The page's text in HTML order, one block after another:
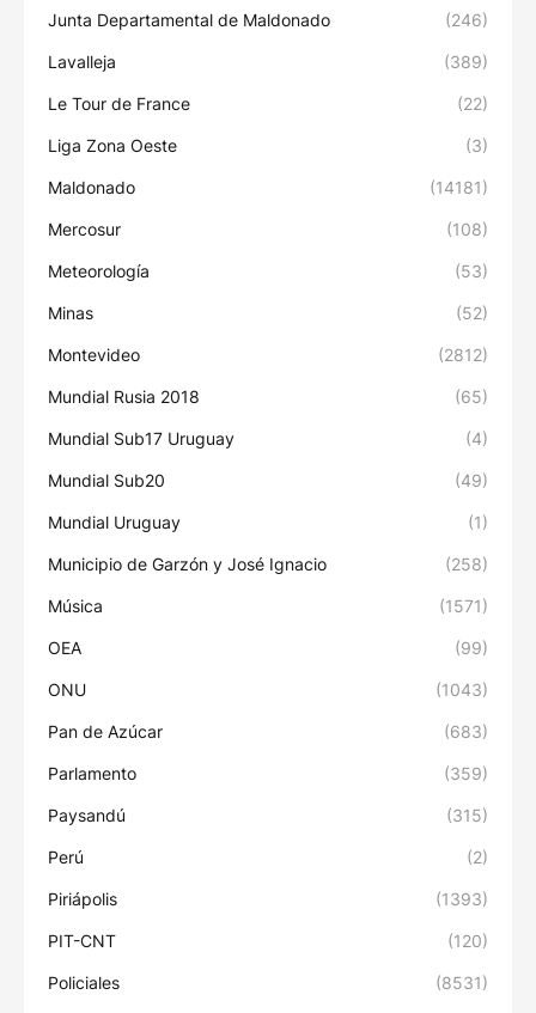
Junta Departamental de Maldonado (246)
Lavalleja (389)
Le Tour de France (22)
Liga Zona Oeste (3)
Maldonado (14181)
Mercosur (108)
Meteorología (53)
Minas (52)
Montevideo (2812)
Mundial Rusia 2018 (65)
Mundial Sub17 Uruguay (4)
Mundial Sub20 (49)
Mundial Uruguay (1)
Municipio de Garzón y José Ignacio (258)
Música (1571)
OEA (99)
ONU (1043)
Pan de Azúcar (683)
Parlamento (359)
Paysandú (315)
Perú (2)
Piriápolis (1393)
PIT-CNT (120)
Policiales (8531)